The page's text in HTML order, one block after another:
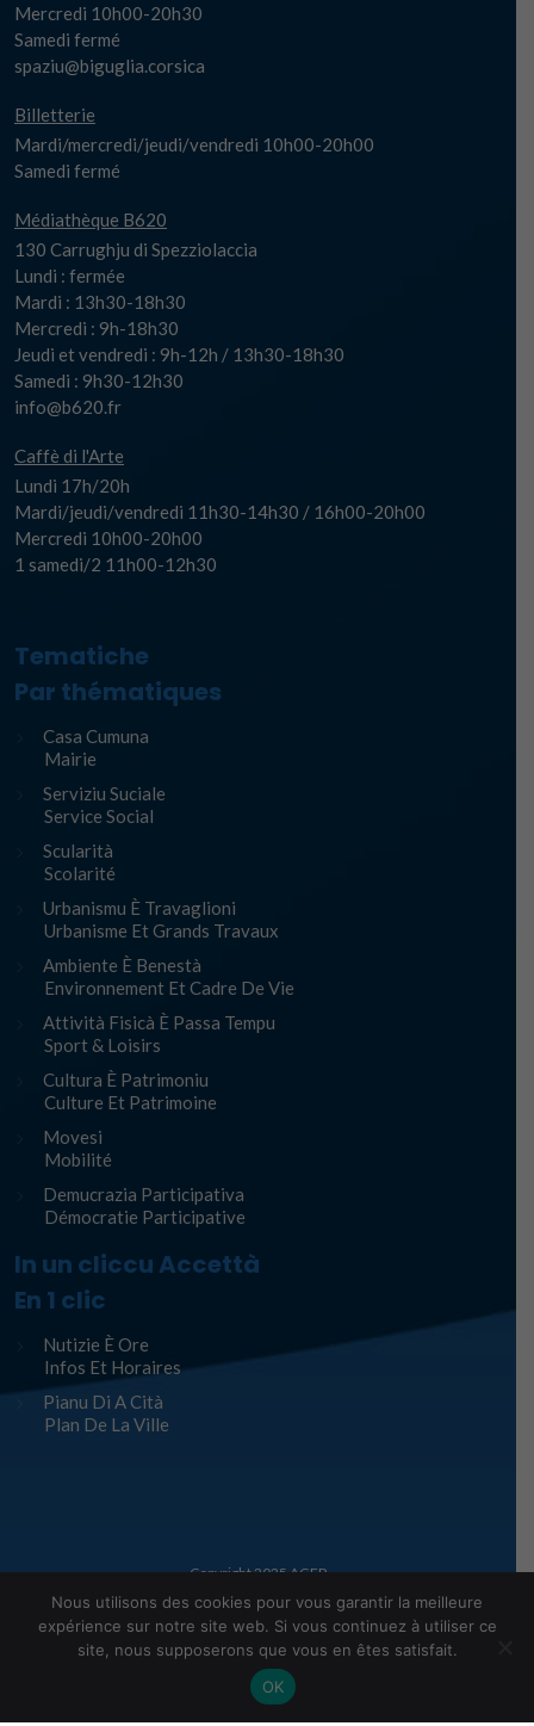
Mercredi 10h00-20h30
Samedi fermé
spaziu@biguglia.corsica
Billetterie
Mardi/mercredi/jeudi/vendredi 10h00-20h00
Samedi fermé
Médiathèque B620
130 Carrughju di Spezziolaccia
Lundi : fermée
Mardi : 13h30-18h30
Mercredi : 9h-18h30
Jeudi et vendredi : 9h-12h / 13h30-18h30
Samedi : 9h30-12h30
info@b620.fr
Caffè di l'Arte
Lundi 17h/20h
Mardi/jeudi/vendredi 11h30-14h30 / 16h00-20h00
Mercredi 10h00-20h00
1 samedi/2 11h00-12h30
Tematiche
Par thématiques
Casa Cumuna
Mairie
Serviziu Suciale
Service Social
Scularità
Scolarité
Urbanismu È Travaglioni
Urbanisme Et Grands Travaux
Ambiente È Benestà
Environnement Et Cadre De Vie
Attività Fisicà È Passa Tempu
Sport & Loisirs
Cultura È Patrimoniu
Culture Et Patrimoine
Movesi
Mobilité
Demucrazia Participativa
Démocratie Participative
In un cliccu Accettà
En 1 clic
Nutizie È Ore
Infos Et Horaires
Pianu Di A Cità
Plan De La Ville
Copyright 2025AGEP
Legge infurmàtiche – Mentions Légales
Nous utilisons des cookies pour vous garantir la meilleure
expérience sur notre site web. Si vous continuez à utiliser ce
site, nous supposerons que vous en êtes satisfait.
OK